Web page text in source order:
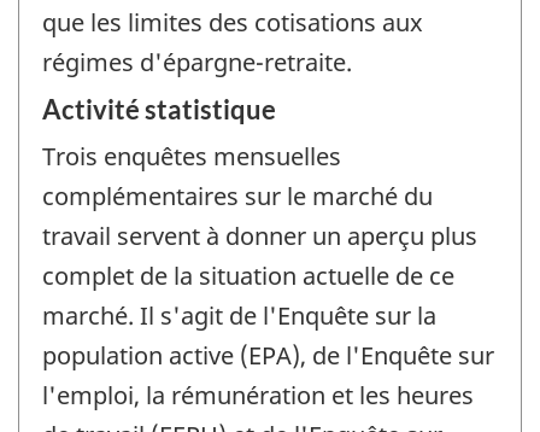
que les limites des cotisations aux
régimes d'épargne-retraite.
Activité statistique
Trois enquêtes mensuelles
complémentaires sur le marché du
travail servent à donner un aperçu plus
complet de la situation actuelle de ce
marché. Il s'agit de l'Enquête sur la
population active (EPA), de l'Enquête sur
l'emploi, la rémunération et les heures